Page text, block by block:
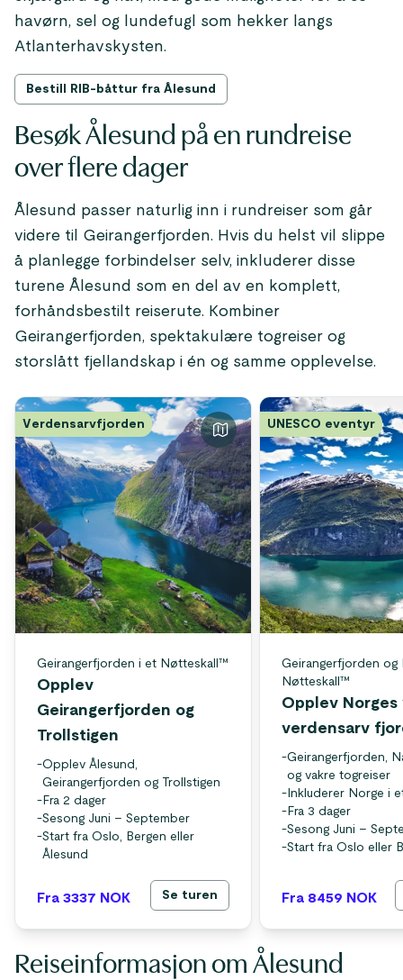
havørn, sel og lundefugl som hekker langs
Atlanterhavskysten.
Bestill RIB-båttur fra Ålesund
Besøk Ålesund på en rundreise
over flere dager
Ålesund passer naturlig inn i rundreiser som går
videre til Geirangerfjorden. Hvis du helst vil slippe
å planlegge forbindelser selv, inkluderer disse
turene Ålesund som en del av en komplett,
forhåndsbestilt reiserute. Kombiner
Geirangerfjorden, spektakulære togreiser og
storslått fjellandskap i én og samme opplevelse.
Verdensarvfjorden
Geirangerfjorden i et Nøtteskall™
Opplev
Geirangerfjorden og
Trollstigen
-Opplev Ålesund,
Geirangerfjorden og Trollstigen
- Fra 2 dager
-Sesong Juni – September
-Start fra Oslo, Bergen eller
Ålesund
Fra 3337 NOK Se turen
UNESCO eventyr
Geirangerfjorden og
Nøtteskall™
Opplev Norges
verdensarv
-Geirangerfjorden,
og vakre togreiser
- Inkluderer Norge i
- Fra 3 dager
-Sesong Juni –
-Start fra Oslo eller
Fra 8459 NOK
Reiseinformasjon om Ålesund